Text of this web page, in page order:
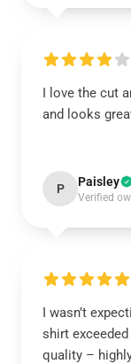
I love the cut
and looks
P Paisley
Verified
I wasn’t
shirt
quality –